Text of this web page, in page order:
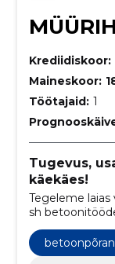
Krediidiskoor:
Maineskoor:
Töötajaid: 1
Tugevus,
käekäes!
Tegeleme
sh